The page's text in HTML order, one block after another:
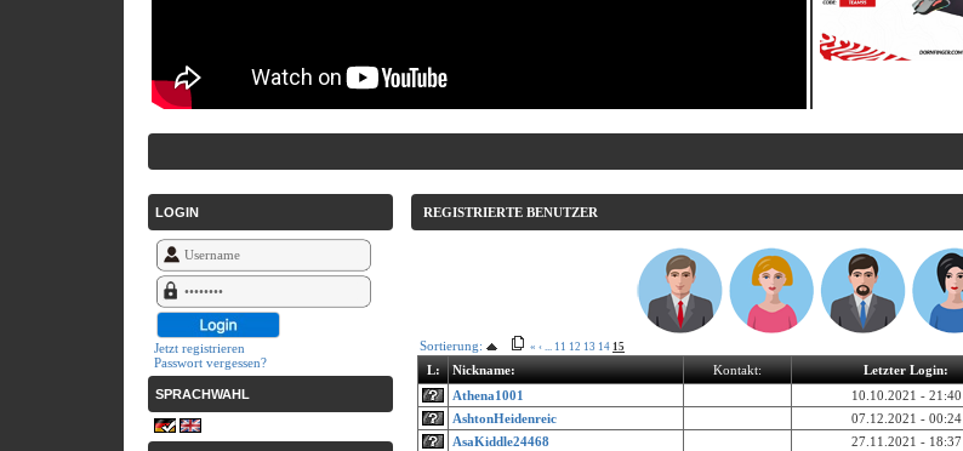
LOGIN
Jetzt registrieren
Passwort vergessen?
SPRACHWAHL
REGISTRIERTE BENUTZER
Sortierung: « ‹ ... 11 12 13 14 15
L:
Nickname: Kontakt: Letzter Login:
Athena1001
10.10.2021 - 21:40
AshtonHeidenreic
07.12.2021 - 00:24
AsaKiddle24468
27.11.2021 - 18:37